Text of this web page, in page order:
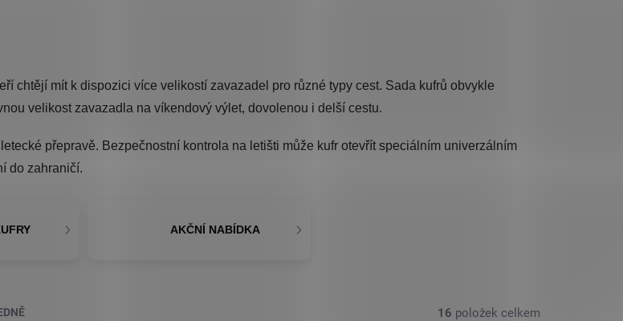
chtějí mít k dispozici více velikostí zavazadel pro různé typy cest. Sada kufrů obvykle
velikost zavazadla na víkendový výlet, dovolenou i delší cestu.
přepravě. Bezpečnostní kontrola na letišti může kufr otevřít speciálním univerzálním
do zahraničí.
AKČNÍ NABÍDKA
16 položek celkem